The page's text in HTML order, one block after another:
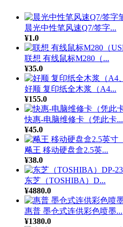
晨光中性笔风速Q7/签字...
¥1.0
联想 有线鼠标M280（...
¥35.0
好顺 复印纸全木浆（A4...
¥155.0
快惠-电脑维修卡（凭此卡...
¥45.0
飚王 移动硬盘盒2.5英...
¥38.0
东芝（TOSHIBA）D...
¥4880.0
惠普 墨仓式连供彩色喷墨...
¥1380.0